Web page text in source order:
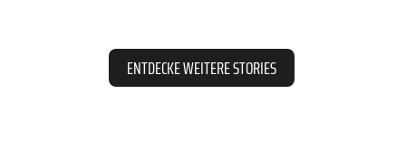
ENTDECKE WEITERE STORIES